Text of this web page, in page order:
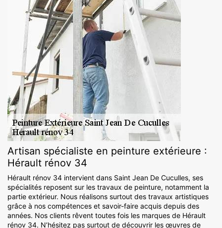
Artisan spécialiste en peinture extérieure :
Hérault rénov 34
Hérault rénov 34 intervient dans Saint Jean De Cuculles, ses
spécialités reposent sur les travaux de peinture, notamment la
partie extérieur. Nous réalisons surtout des travaux artistiques
grâce à nos compétences et savoir-faire acquis depuis des
années. Nos clients rêvent toutes fois les marques de Hérault
rénov 34. N’hésitez pas surtout de découvrir les œuvres de